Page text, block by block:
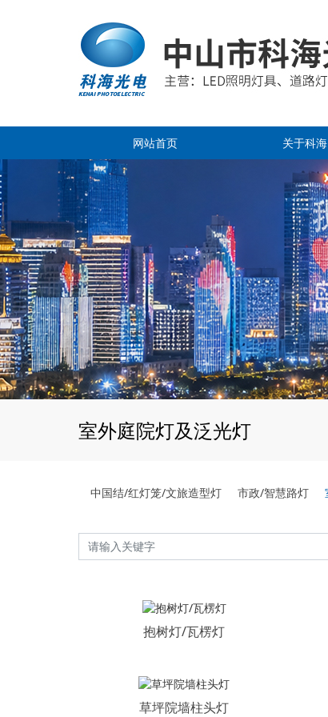
网站首页 关于科海
室外庭院灯及泛光灯
中国结/红灯笼/文旅造型灯 市政/智慧路灯
抱树灯/瓦楞灯
草坪院墙柱头灯